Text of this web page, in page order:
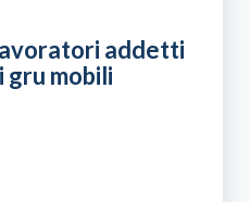
addetti
gru mobili